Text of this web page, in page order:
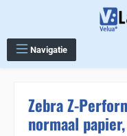
Navigatie
Zebra Z-
normaal